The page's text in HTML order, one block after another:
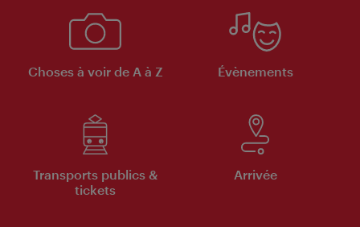
Choses à voir de A à Z Évènements
Transports publics &
tickets
Arrivée